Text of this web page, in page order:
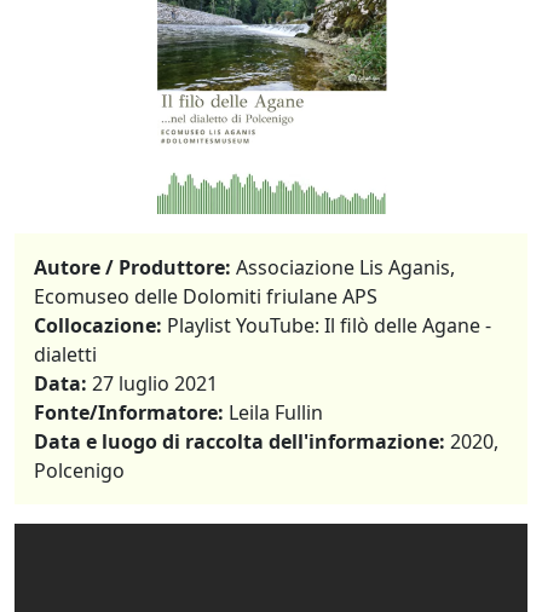
Autore / Produttore: Associazione Lis Aganis,
Ecomuseo delle Dolomiti friulane APS
Collocazione: Playlist YouTube: Il filò delle Agane -
dialetti
Data: 27 luglio 2021
Fonte/Informatore: Leila Fullin
Data e luogo di raccolta dell'informazione: 2020,
Polcenigo